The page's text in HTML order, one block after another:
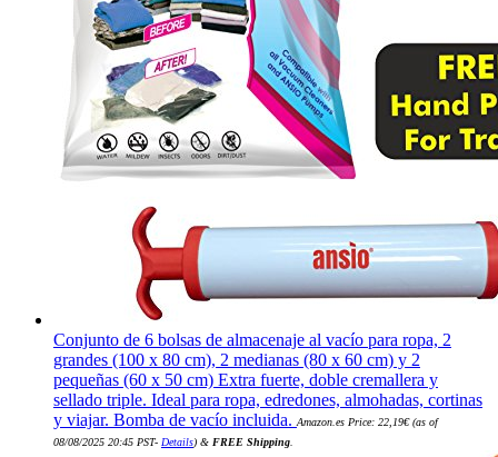
Conjunto de 6 bolsas de almacenaje al vacío para ropa, 2
grandes (100 x 80 cm), 2 medianas (80 x 60 cm) y 2
pequeñas (60 x 50 cm) Extra fuerte, doble cremallera y
sellado triple. Ideal para ropa, edredones, almohadas, cortinas
y viajar. Bomba de vacío incluida. Amazon.es Price: 22,19€(as of
08/08/2025 20:45 PST- Details) & FREE Shipping